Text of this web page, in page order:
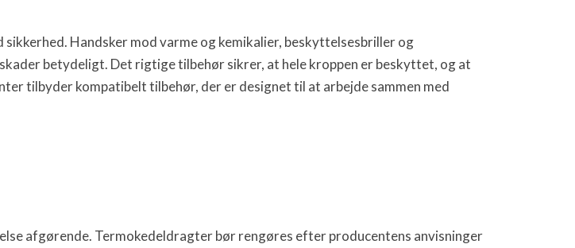
Handsker mod varme og kemikalier, beskyttelsesbriller og
betydeligt. Det rigtige tilbehør sikrer, at hele kroppen er beskyttet, og at
tilbyder kompatibelt tilbehør, der er designet til at arbejde sammen med
afgørende. Termokedeldragter bør rengøres efter producentens anvisninger